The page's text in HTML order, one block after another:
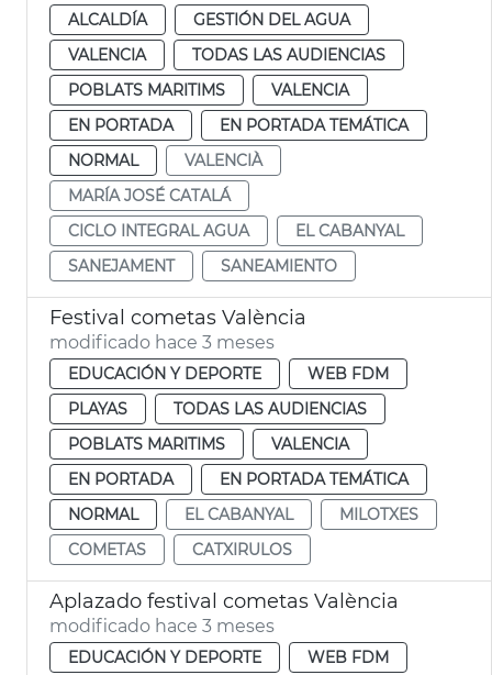
ALCALDÍA
GESTIÓN DEL AGUA
VALENCIA
TODAS LAS AUDIENCIAS
POBLATS MARITIMS
VALENCIA
EN PORTADA
EN PORTADA TEMÁTICA
NORMAL
VALENCIÀ
MARÍA JOSÉ CATALÁ
CICLO INTEGRAL AGUA
EL CABANYAL
SANEJAMENT
SANEAMIENTO
Festival cometas València
modificado hace 3 meses
EDUCACIÓN Y DEPORTE
WEB FDM
PLAYAS
TODAS LAS AUDIENCIAS
POBLATS MARITIMS
VALENCIA
EN PORTADA
EN PORTADA TEMÁTICA
NORMAL
EL CABANYAL
MILOTXES
COMETAS
CATXIRULOS
Aplazado festival cometas València
modificado hace 3 meses
EDUCACIÓN Y DEPORTE
WEB FDM